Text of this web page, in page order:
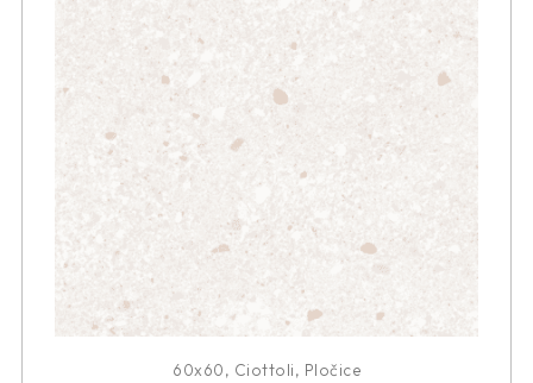
60x60, Ciottoli, Pločice